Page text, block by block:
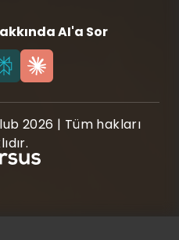
AI'a Sor
2026 | Tüm hakları